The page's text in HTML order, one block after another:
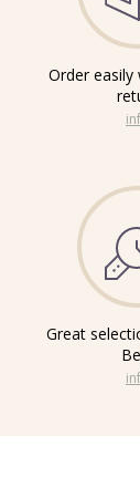
Order
Great